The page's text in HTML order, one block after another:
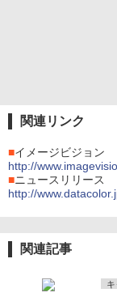
関連リンク
■イメージビジョン
http://
■ニュースリリース
http://
関連記事